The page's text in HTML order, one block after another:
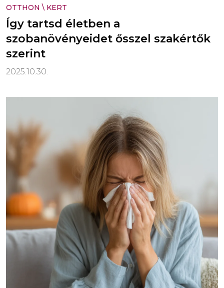
OTTHON \ KERT
Így tartsd életben a
szobanövényeidet ősszel szakértők
szerint
2025.10.30.